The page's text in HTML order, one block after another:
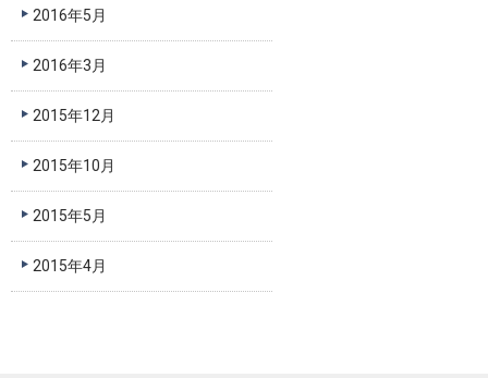
2016年5月
2016年3月
2015年12月
2015年10月
2015年5月
2015年4月